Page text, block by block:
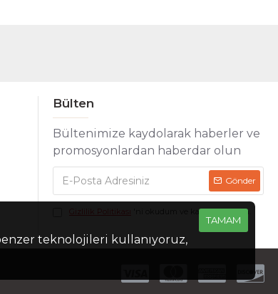
Bülten
Bültenimize kaydolarak haberler ve
promosyonlardan haberdar olun
Gönder
Gizlilik Politikası 'ni okudum ve kabul ediyorum.
TAMAM
teknolojileri kullanıyoruz,